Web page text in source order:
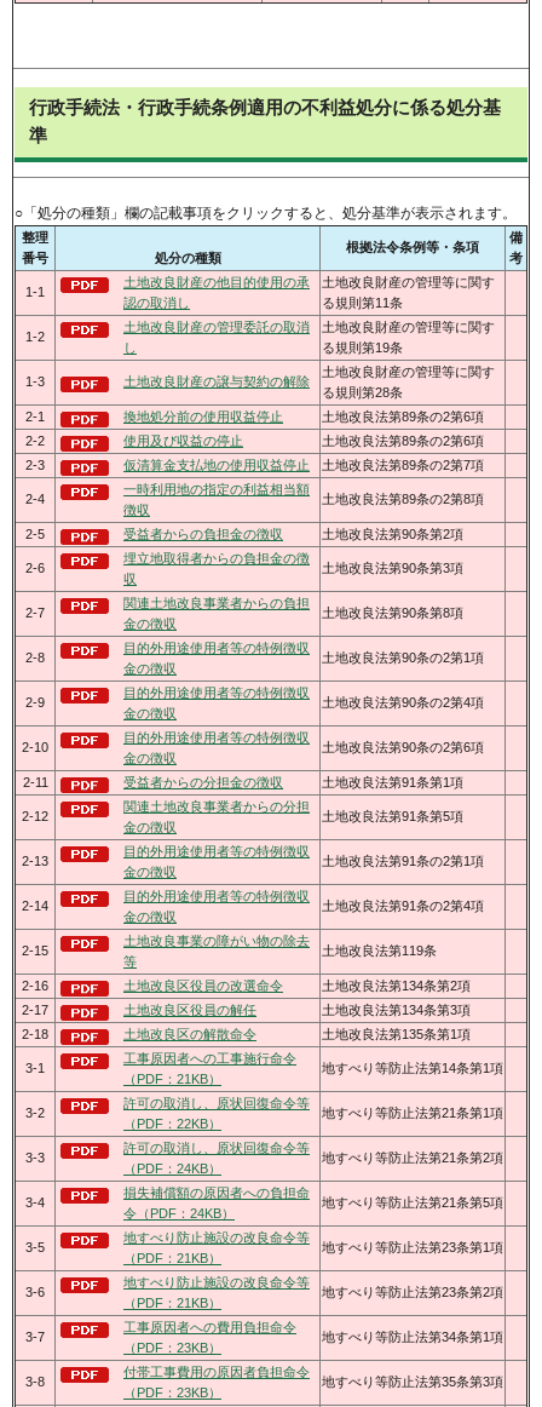
行政手続法・行政手続条例適用の不利益処分に係る処分基
準
○「処分の種類」欄の記載事項をクリックすると、処分基準が表示されます。
整理
番号
処分の種類
根拠法令条例等・条項
備
考
1-1
土地改良財産の他目的使用の承
認の取消し
土地改良財産の管理等に関す
る規則第11条
1-2
土地改良財産の管理委託の取消
し
土地改良財産の管理等に関す
る規則第19条
1-3 土地改良財産の譲与契約の解除
土地改良財産の管理等に関す
る規則第28条
2-1
換地処分前の使用収益停止
土地改良法第89条の2第6項
2-2
使用及び収益の停止
土地改良法第89条の2第6項
2-3
仮清算金支払地の使用収益停止 土地改良法第89条の2第7項
2-4
一時利用地の指定の利益相当額
徴収
土地改良法第89条の2第8項
2-5 受益者からの負担金の徴収 土地改良法第90条第2項
2-6
埋立地取得者からの負担金の徴
収
土地改良法第90条第3項
2-7
関連土地改良事業者からの負担
金の徴収
土地改良法第90条第8項
2-8
目的外用途使用者等の特例徴収
金の徴収
土地改良法第90条の2第1項
2-9
目的外用途使用者等の特例徴収
金の徴収
土地改良法第90条の2第4項
2-10
目的外用途使用者等の特例徴収
金の徴収
土地改良法第90条の2第6項
2-11 受益者からの分担金の徴収 土地改良法第91条第1項
2-12
関連土地改良事業者からの分担
金の徴収
土地改良法第91条第5項
2-13
目的外用途使用者等の特例徴収
金の徴収
土地改良法第91条の2第1項
2-14
目的外用途使用者等の特例徴収
金の徴収
土地改良法第91条の2第4項
2-15
土地改良事業の障がい物の除去
等
土地改良法第119条
2-16 土地改良区役員の改選命令
土地改良法第134条第2項
2-17
土地改良区役員の解任
土地改良法第134条第3項
2-18
土地改良区の解散命令 土地改良法第135条第1項
3-1
工事原因者への工事施行命令
（PDF：21KB）
地すべり等防止法第14条第1項
3-2
許可の取消し、原状回復命令等
（PDF：22KB）
地すべり等防止法第21条第1項
3-3
許可の取消し、原状回復命令等
（PDF：24KB）
地すべり等防止法第21条第2項
3-4
損失補償額の原因者への負担命
令（PDF：24KB）
地すべり等防止法第21条第5項
3-5
地すべり防止施設の改良命令等
（PDF：21KB）
地すべり等防止法第23条第1項
3-6
地すべり防止施設の改良命令等
（PDF：21KB）
地すべり等防止法第23条第2項
3-7
工事原因者への費用負担命令
（PDF：23KB）
地すべり等防止法第34条第1項
3-8
付帯工事費用の原因者負担命令
（PDF：23KB）
地すべり等防止法第35条第3項